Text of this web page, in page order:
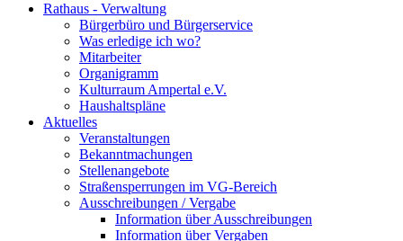
Rathaus - Verwaltung
Bürgerbüro und Bürgerservice
Was erledige ich wo?
Mitarbeiter
Organigramm
Kulturraum Ampertal e.V.
Haushaltspläne
Aktuelles
Veranstaltungen
Bekanntmachungen
Stellenangebote
Straßensperrungen im VG-Bereich
Ausschreibungen / Vergabe
Information über Ausschreibungen
Information über Vergaben